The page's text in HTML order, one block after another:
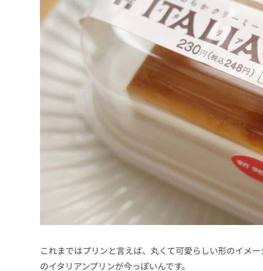
これまではプリンと言えば、丸くて可愛らしい形のイメ
のイタリアンプリンが今っぽいんです。